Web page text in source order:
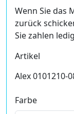
Wenn Sie das
zurück
Sie zahlen
Artikel
Alex 0101210-
Farbe